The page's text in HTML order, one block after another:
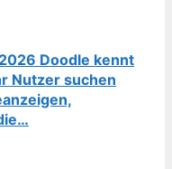
Doodle kennt
Nutzer suchen